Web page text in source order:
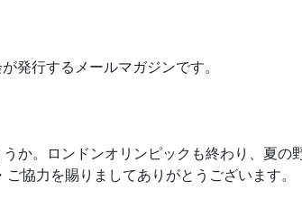
発行するメールマガジンです。
か。ロンドンオリンピックも終わり、夏の
協力を賜りましてありがとうございます。